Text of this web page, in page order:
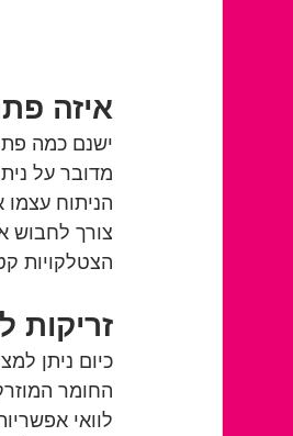
איזה
ישנם כמה
מדובר על
צורך לחבוש
הצטלקויות
זריקות
כיום ניתן
החומר
לוואי